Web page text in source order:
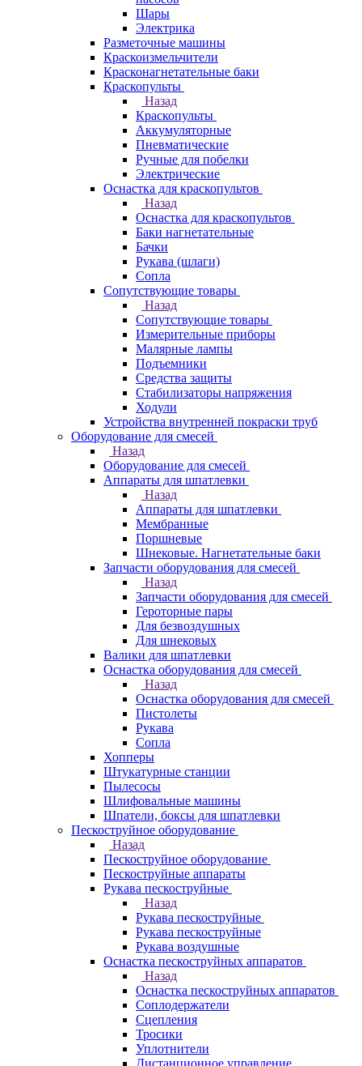
Шары
Электрика
Разметочные машины
Краскоизмельчители
Красконагнетательные баки
Краскопульты
Назад
Краскопульты
Аккумуляторные
Пневматические
Ручные для побелки
Электрические
Оснастка для краскопультов
Назад
Оснастка для краскопультов
Баки нагнетательные
Бачки
Рукава (шлаги)
Сопла
Сопутствующие товары
Назад
Сопутствующие товары
Измерительные приборы
Малярные лампы
Подъемники
Средства защиты
Стабилизаторы напряжения
Ходули
Устройства внутренней покраски труб
Оборудование для смесей
Назад
Оборудование для смесей
Аппараты для шпатлевки
Назад
Аппараты для шпатлевки
Мембранные
Поршневые
Шнековые. Нагнетательные баки
Запчасти оборудования для смесей
Назад
Запчасти оборудования для смесей
Героторные пары
Для безвоздушных
Для шнековых
Валики для шпатлевки
Оснастка оборудования для смесей
Назад
Оснастка оборудования для смесей
Пистолеты
Рукава
Сопла
Хопперы
Штукатурные станции
Пылесосы
Шлифовальные машины
Шпатели, боксы для шпатлевки
Пескоструйное оборудование
Назад
Пескоструйное оборудование
Пескоструйные аппараты
Рукава пескоструйные
Назад
Рукава пескоструйные
Рукава пескоструйные
Рукава воздушные
Оснастка пескоструйных аппаратов
Назад
Оснастка пескоструйных аппаратов
Соплодержатели
Сцепления
Тросики
Уплотнители
Дистанционное управление